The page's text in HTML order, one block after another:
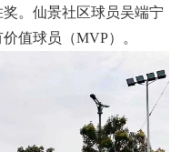
。仙景社区球员吴端宁
值球员（MVP）。